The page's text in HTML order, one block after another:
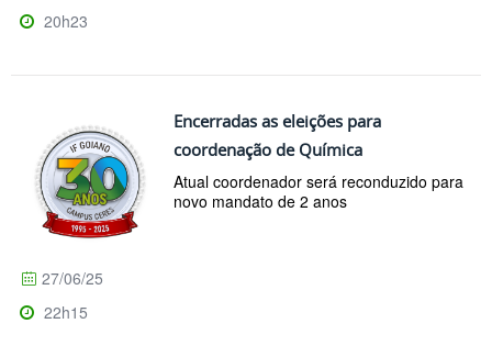
20h23
Encerradas as eleições para
coordenação de Química
Atual coordenador será reconduzido para
novo mandato de 2 anos
27/06/25
22h15